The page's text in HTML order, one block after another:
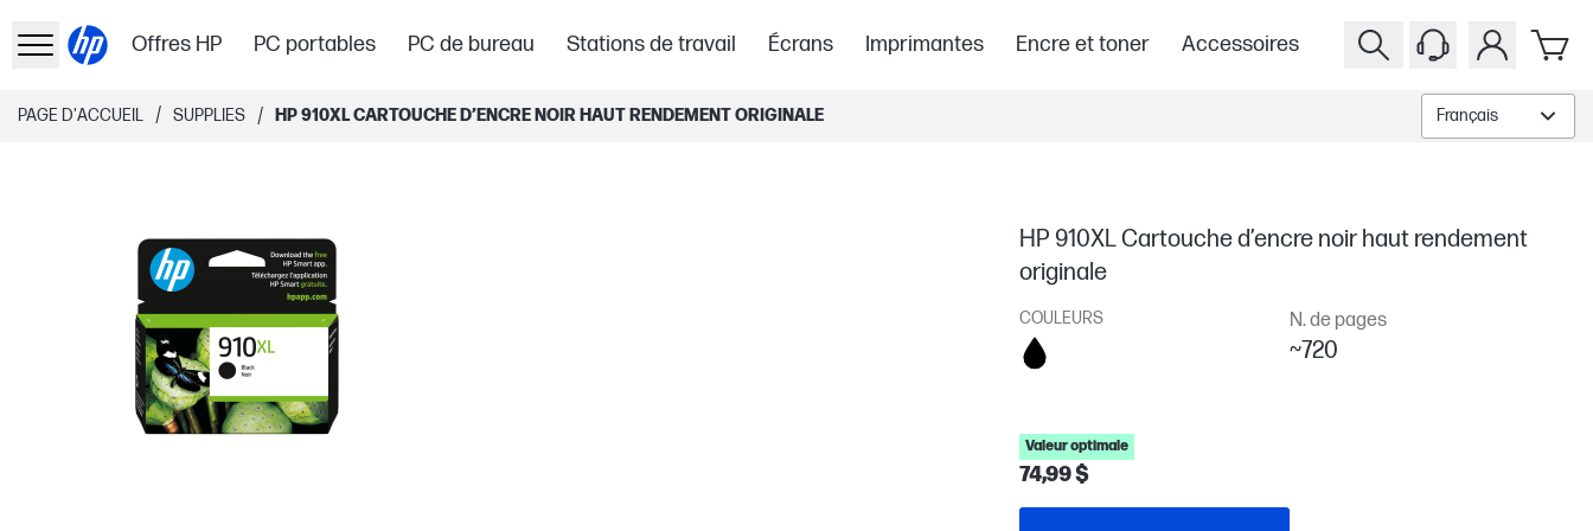
Offres HP PC portables PC de bureau Stations de travail Écrans Imprimantes Encre et toner Accessoires
PAGE D'ACCUEIL / SUPPLIES / HP 910XL CARTOUCHE D’ENCRE NOIR HAUT RENDEMENT ORIGINALE Français
HP 910XL Cartouche d’encre noir haut rendement
originale
COULEURS N. de pages
~720
Valeur optimale
74,99 $